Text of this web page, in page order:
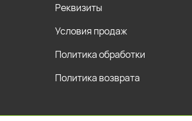
Реквизиты
Условия продаж
Политика обработки
Политика возврата